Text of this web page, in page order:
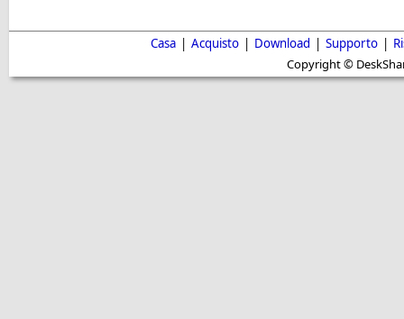
Casa | Acquisto | Download | Supporto |
Copyright ©